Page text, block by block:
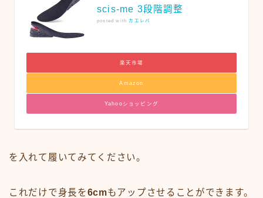
scis-me 3段階調整
posted with カエレバ
楽天市場
Amazon
Yahooショッピング
を入れて履いてみてください。
これだけで身長を6cmもアップさせることができます。